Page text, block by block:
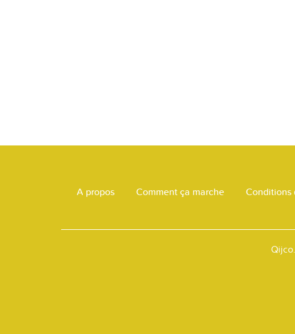
A propos Comment ça marche Conditions